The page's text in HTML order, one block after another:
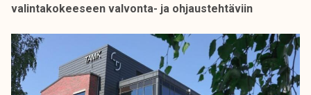
valintakokeeseen valvonta- ja ohjaustehtäviin